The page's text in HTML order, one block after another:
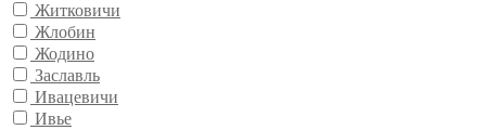
Житковичи
Жлобин
Жодино
Заславль
Ивацевичи
Ивье